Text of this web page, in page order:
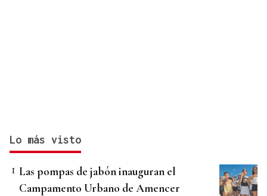
Lo más visto
Las pompas de jabón inauguran el
Campamento Urbano de Amencer